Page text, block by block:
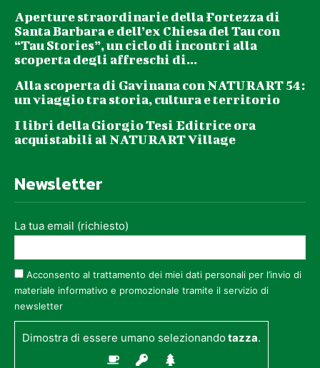
Aperture straordinarie della Fortezza di
Santa Barbara e dell’ex Chiesa del Tau con
“Tau Stories”, un ciclo di incontri alla
scoperta degli affreschi di...
Alla scoperta di Gavinana con NATURART 54:
un viaggio tra storia, cultura e territorio
I libri della Giorgio Tesi Editrice ora
acquistabili al NATURART Village
Newsletter
La tua email (richiesto)
Acconsento al trattamento dei miei dati personali per l’invio di
materiale informativo e promozionale tramite il servizio di
newsletter
Dimostra di essere umano selezionandotazza.